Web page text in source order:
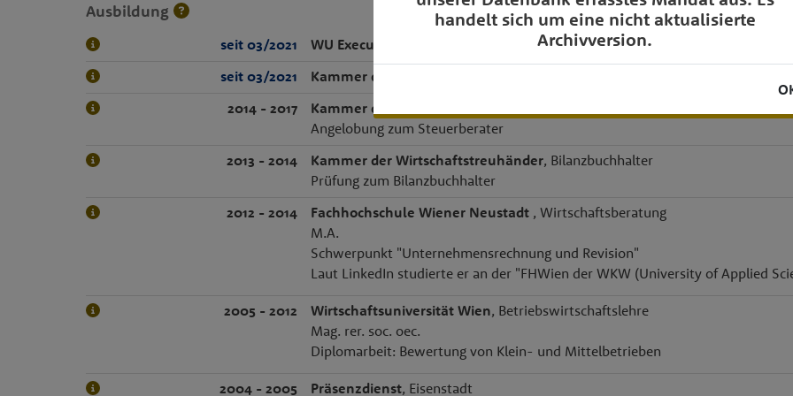
Ausbildung
seit 03/2021
WU Executive Academy
seit 03/2021
Kammer der Wirtschaftstreuhänder
2014 - 2017
Kammer der Wirtschaftstreuhänder
Angelobung zum Steuerberater
2013 - 2014
Kammer der Wirtschaftstreuhänder, Bilanzbuchhalter
Prüfung zum Bilanzbuchhalter
2012 - 2014
Fachhochschule Wiener Neustadt , Wirtschaftsberatung
M.A.
Schwerpunkt "Unternehmensrechnung und Revision"
Laut LinkedIn studierte er an der "FHWien der WKW (University of Applied
2005 - 2012 Wirtschaftsuniversität Wien, Betriebswirtschaftslehre
Mag. rer. soc. oec.
Diplomarbeit: Bewertung von Klein- und Mittelbetrieben
2004 - 2005 Präsenzdienst, Eisenstadt
handelt sich um eine nicht aktualisierte
Archivversion.